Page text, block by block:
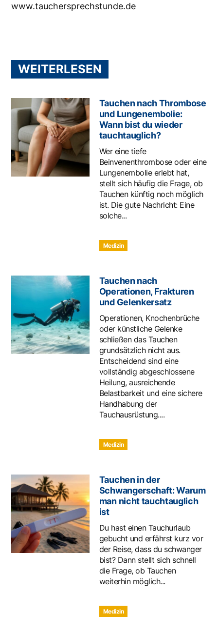
www.tauchersprechstunde.de
WEITERLESEN
Tauchen nach Thrombose
und Lungenembolie:
Wann bist du wieder
tauchtauglich?
Wer eine tiefe
Beinvenenthrombose oder eine
Lungenembolie erlebt hat,
stellt sich häufig die Frage, ob
Tauchen künftig noch möglich
ist. Die gute Nachricht: Eine
solche...
Medizin
Tauchen nach
Operationen, Frakturen
und Gelenkersatz
Operationen, Knochenbrüche
oder künstliche Gelenke
schließen das Tauchen
grundsätzlich nicht aus.
Entscheidend sind eine
vollständig abgeschlossene
Heilung, ausreichende
Belastbarkeit und eine sichere
Handhabung der
Tauchausrüstung....
Medizin
Tauchen in der
Schwangerschaft: Warum
man nicht tauchtauglich
ist
Du hast einen Tauchurlaub
gebucht und erfährst kurz vor
der Reise, dass du schwanger
bist? Dann stellt sich schnell
die Frage, ob Tauchen
weiterhin möglich...
Medizin